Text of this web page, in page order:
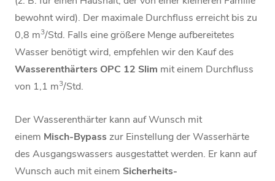
bewohnt wird). Der maximale Durchfluss erreicht bis zu
0,8 m3/Std. Falls eine größere Menge aufbereitetes
Wasser benötigt wird, empfehlen wir den Kauf des
Wasserenthärters OPC 12 Slim mit einem Durchfluss
von 1,1 m3/Std.
Der Wasserenthärter kann auf Wunsch mit
einem Misch-Bypass zur Einstellung der Wasserhärte
des Ausgangswassers ausgestattet werden. Er kann auf
Wunsch auch mit einem Sicherheits-